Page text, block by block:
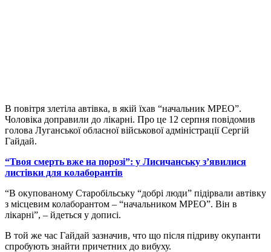
В повітря злетіла автівка, в якій їхав “начальник МРЕО”.
Чоловіка доправили до лікарні. Про це 12 серпня повідомив
голова Луганської обласної військової адміністрації Сергій
Гайдай.
“Твоя смерть вже на порозі”: у Лисичанську з’явилися
листівки для колаборантів
“В окупованому Старобільську “добрі люди” підірвали автівку
з місцевим колаборантом – “начальником МРЕО”. Він в
лікарні”, – йдеться у дописі.
В той же час Гайдай зазначив, что що після підриву окупанти
спробують знайти причетних до вибуху.